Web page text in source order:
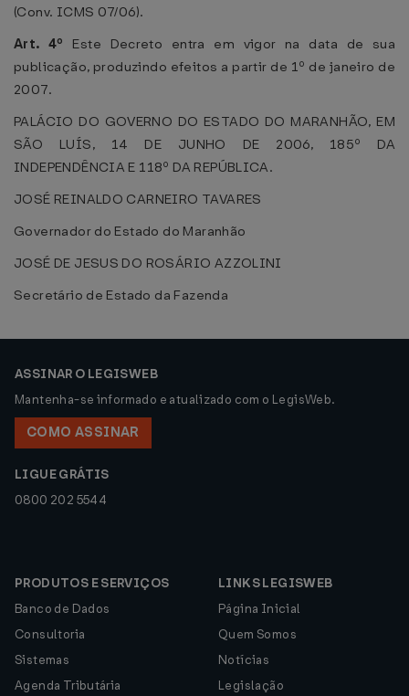
(Conv. ICMS 07/06).
Art. 4º Este Decreto entra em vigor na data de sua
publicação, produzindo efeitos a partir de 1º de janeiro de
2007.
PALÁCIO DO GOVERNO DO ESTADO DO MARANHÃO, EM
SÃO LUÍS, 14 DE JUNHO DE 2006, 185º DA
INDEPENDÊNCIA E 118º DA REPÚBLICA.
JOSÉ REINALDO CARNEIRO TAVARES
Governador do Estado do Maranhão
JOSÉ DE JESUS DO ROSÁRIO AZZOLINI
Secretário de Estado da Fazenda
ASSINAR O LEGISWEB
Mantenha-se informado e atualizado com o LegisWeb.
COMO ASSINAR
LIGUE GRÁTIS
0800 202 5544
PRODUTOS E SERVIÇOS
Banco de Dados
Consultoria
Sistemas
Agenda Tributária
LINKS LEGISWEB
Página Inicial
Quem Somos
Notícias
Legislação